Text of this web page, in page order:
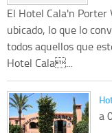
El Hotel Cala'n
ubicado, lo que lo
todos aquellos que
Hotel Cala...
a